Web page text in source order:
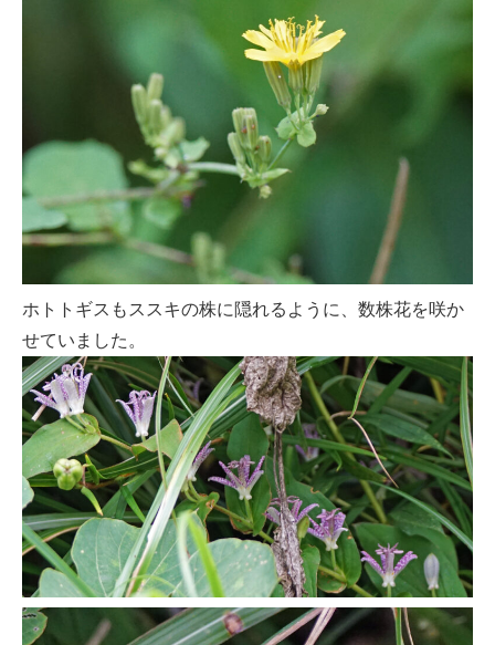
ホトトギスもススキの株に隠れるように、数株花を咲か
せていました。